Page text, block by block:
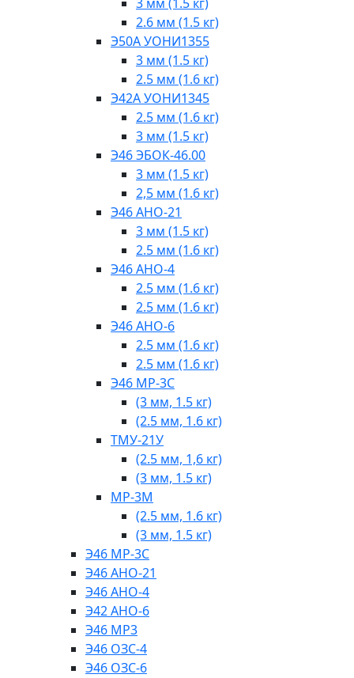
2.6 мм (1.5 кг)
Э50А УОНИ1355
3 мм (1.5 кг)
2.5 мм (1.6 кг)
Э42А УОНИ1345
2.5 мм (1.6 кг)
3 мм (1.5 кг)
Э46 ЭБОК-46.00
3 мм (1.5 кг)
2,5 мм (1.6 кг)
Э46 АНО-21
3 мм (1.5 кг)
2.5 мм (1.6 кг)
Э46 АНО-4
2.5 мм (1.6 кг)
2.5 мм (1.6 кг)
Э46 АНО-6
2.5 мм (1.6 кг)
2.5 мм (1.6 кг)
Э46 МР-3С
(3 мм, 1.5 кг)
(2.5 мм, 1.6 кг)
ТМУ-21У
(2.5 мм, 1,6 кг)
(3 мм, 1.5 кг)
МР-3М
(2.5 мм, 1.6 кг)
(3 мм, 1.5 кг)
Э46 МР-3С
Э46 АНО-21
Э46 АНО-4
Э42 АНО-6
Э46 МР3
Э46 ОЗС-4
Э46 ОЗС-6